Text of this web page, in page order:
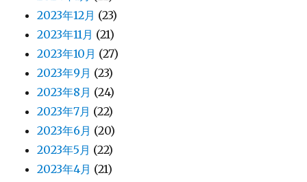
2023年12月 (23)
2023年11月 (21)
2023年10月 (27)
2023年9月 (23)
2023年8月 (24)
2023年7月 (22)
2023年6月 (20)
2023年5月 (22)
2023年4月 (21)